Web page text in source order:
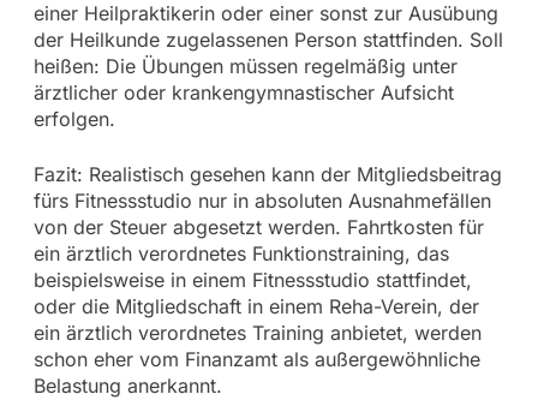
einer Heilpraktikerin oder einer sonst zur Ausübung
der Heilkunde zugelassenen Person stattfinden. Soll
heißen: Die Übungen müssen regelmäßig unter
ärztlicher oder krankengymnastischer Aufsicht
erfolgen.
Fazit: Realistisch gesehen kann der Mitgliedsbeitrag
fürs Fitnessstudio nur in absoluten Ausnahmefällen
von der Steuer abgesetzt werden. Fahrtkosten für
ein ärztlich verordnetes Funktionstraining, das
beispielsweise in einem Fitnessstudio stattfindet,
oder die Mitgliedschaft in einem Reha-Verein, der
ein ärztlich verordnetes Training anbietet, werden
schon eher vom Finanzamt als außergewöhnliche
Belastung anerkannt.